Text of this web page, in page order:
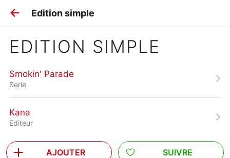
Edition simple
EDITION SIMPLE
Smokin' Parade
Serie
Kana
Editeur
AJOUTER SUIVRE